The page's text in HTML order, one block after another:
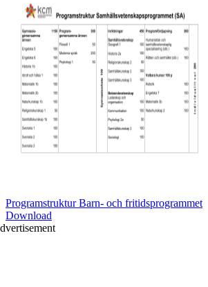
Programstruktur Barn- och fritidsprogrammet
Download